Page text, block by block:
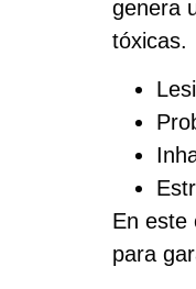
genera
tóxicas.
En este
para